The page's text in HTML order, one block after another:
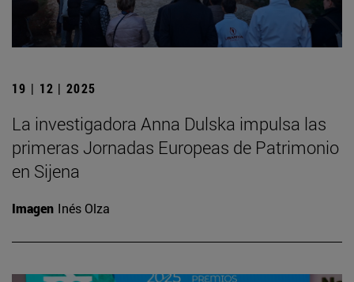
19 | 12 | 2025
La investigadora Anna Dulska impulsa las
primeras Jornadas Europeas de Patrimonio
en Sijena
Imagen Inés Olza